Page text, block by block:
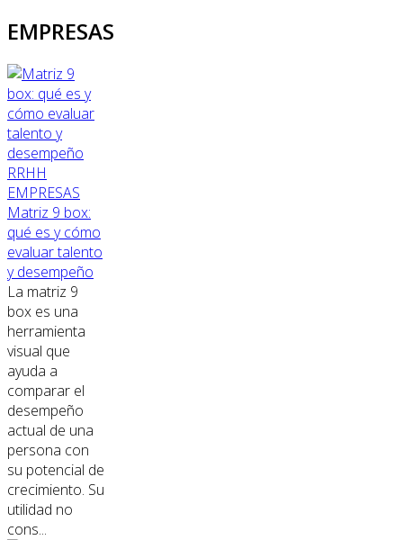
EMPRESAS
RRHH
EMPRESAS
Matriz 9 box:
qué es y cómo
evaluar talento
y desempeño
La matriz 9
box es una
herramienta
visual que
ayuda a
comparar el
desempeño
actual de una
persona con
su potencial de
crecimiento. Su
utilidad no
cons...